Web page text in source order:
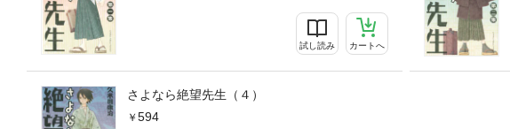
試し読み カートへ
さよなら絶望先生（４）
594